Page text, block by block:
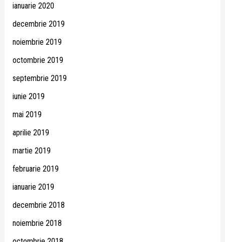
ianuarie 2020
decembrie 2019
noiembrie 2019
octombrie 2019
septembrie 2019
iunie 2019
mai 2019
aprilie 2019
martie 2019
februarie 2019
ianuarie 2019
decembrie 2018
noiembrie 2018